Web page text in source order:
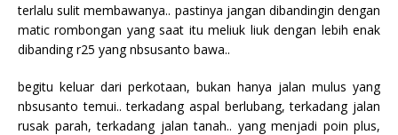
terlalu sulit membawanya.. pastinya jangan dibandingin dengan
matic rombongan yang saat itu meliuk liuk dengan lebih enak
dibanding r25 yang nbsusanto bawa..
begitu keluar dari perkotaan, bukan hanya jalan mulus yang
nbsusanto temui.. terkadang aspal berlubang, terkadang jalan
rusak parah, terkadang jalan tanah.. yang menjadi poin plus,